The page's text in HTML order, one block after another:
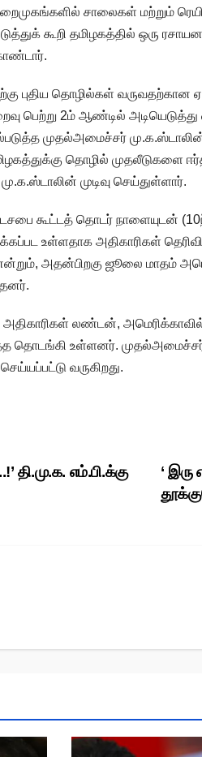
சாலைகள் மற்றும்
கூறி தமிழகத்தில் ஒரு
புதிய தொழில்கள் வருவதற்கான
பெற்று 2ம் ஆண்டில்
முதல்அமைச்சர்
தொழில் முதலீடுகளை
முடிவு செய்துள்ளார்.
கூட்டத் தொடர் நாளையுடன்
உள்ளதாக அதிகாரிகள்
அதன்பிறகு ஜூலை மாதம்
லண்டன், அமெரிக்காவில்
தொடங்கி உள்ளனர். முதல்அமைச்சர்
வருகிறது.
‘
தி.மு.க. எம்.பி.க்கு